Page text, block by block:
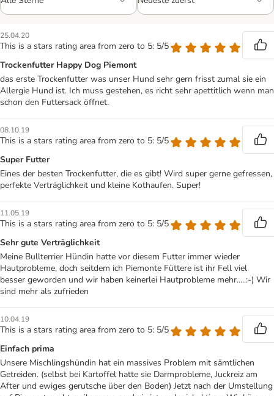
25.04.20
This is a stars rating area from zero to 5: 5/5
Trockenfutter Happy Dog Piemont
das erste Trockenfutter was unser Hund sehr gern frisst zumal sie ein
Allergie Hund ist. Ich muss gestehen, es richt sehr apettitlich wenn man
schon den Futtersack öffnet.
08.10.19
This is a stars rating area from zero to 5: 5/5
Super Futter
Eines der besten Trockenfutter, die es gibt! Wird super gerne gefressen,
perfekte Verträglichkeit und kleine Kothaufen. Super!
11.05.19
This is a stars rating area from zero to 5: 5/5
Sehr gute Verträglichkeit
Meine Bullterrier Hündin hatte vor diesem Futter immer wieder
Hautprobleme, doch seitdem ich Piemonte Füttere ist ihr Fell viel
besser geworden und wir haben keinerlei Hautprobleme mehr.....:-) Wir
sind mehr als zufrieden
10.04.19
This is a stars rating area from zero to 5: 5/5
Einfach prima
Unsere Mischlingshündin hat ein massives Problem mit sämtlichen
Getreiden. (selbst bei Kartoffel hatte sie Darmprobleme, Juckreiz am
After und ewiges gerutsche über den Boden) Jetzt nach der Umstellung